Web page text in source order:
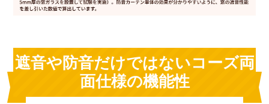
遮音や防音だけではないコーズ両
面仕様の機能性